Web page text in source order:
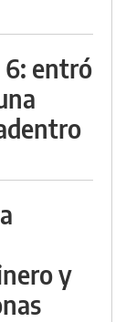
entró
y